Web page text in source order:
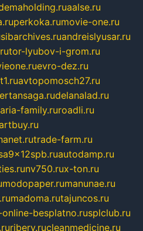
aalse.ru
perkoka.rumovie-one.ru
sibarchives.ruandreislyusar.ru
tor-lyubov-i-grom.ru
evro-dez.ru
avtopomosch27.ru
delanalad.ru
aria-family.ruroadli.ru
trade-farm.ru
autodamp.ru
nv750.rux-ton.ru
modopaper.rumanunae.ru
madoma.rutajuncos.ru
besplatno.rusplclub.ru
ribery.rucleanmedicine.ru